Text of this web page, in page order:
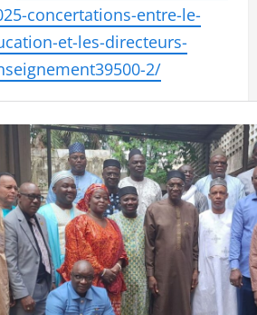
concertations-entre-le-
et-les-directeurs-
2/